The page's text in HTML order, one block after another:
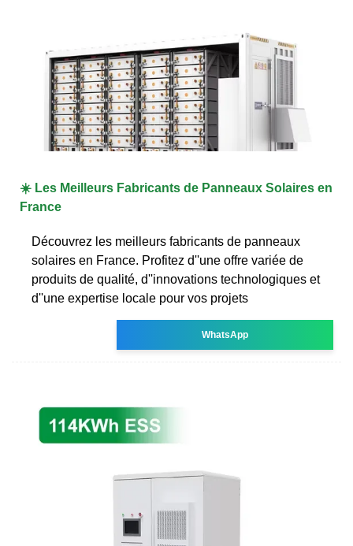
☀️ Les Meilleurs Fabricants de Panneaux Solaires en
France
Découvrez les meilleurs fabricants de panneaux
solaires en France. Profitez d''une offre variée de
produits de qualité, d''innovations technologiques et
d''une expertise locale pour vos projets
WhatsApp